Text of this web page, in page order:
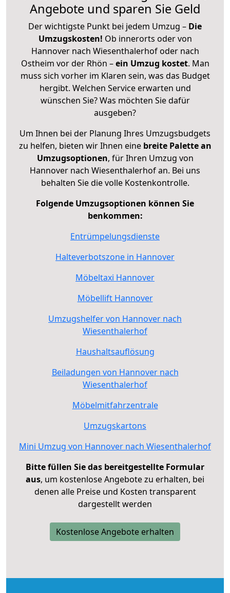
Angebote und sparen Sie Geld
Der wichtigste Punkt bei jedem Umzug – Die
Umzugskosten! Ob innerorts oder von
Hannover nach Wiesenthalerhof oder nach
Ostheim vor der Rhön –ein Umzug kostet. Man
muss sich vorher im Klaren sein, was das Budget
hergibt. Welchen Service erwarten und
wünschen Sie? Was möchten Sie dafür
ausgeben?
Um Ihnen bei der Planung Ihres Umzugsbudgets
zu helfen, bieten wir Ihnen eine breite Palette an
Umzugsoptionen, für Ihren Umzug von
Hannover nach Wiesenthalerhof an. Bei uns
behalten Sie die volle Kostenkontrolle.
Folgende Umzugsoptionen können Sie
benkommen:
Entrümpelungsdienste
Halteverbotszone in Hannover
Möbeltaxi Hannover
Möbellift Hannover
Umzugshelfer von Hannover nach
Wiesenthalerhof
Haushaltsauflösung
Beiladungen von Hannover nach
Wiesenthalerhof
Möbelmitfahrzentrale
Umzugskartons
Mini Umzug von Hannover nach Wiesenthalerhof
Bitte füllen Sie das bereitgestellte Formular
aus, um kostenlose Angebote zu erhalten, bei
denen alle Preise und Kosten transparent
dargestellt werden
Kostenlose Angebote erhalten